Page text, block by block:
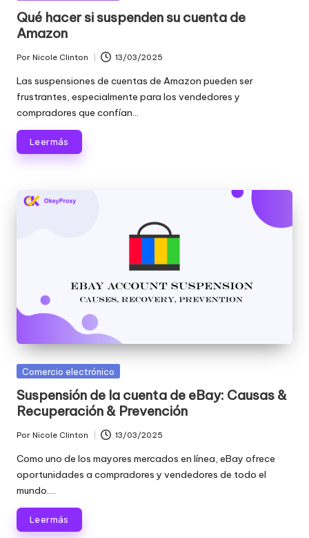
Qué hacer si suspenden su cuenta de
Amazon
Publicado
por
Por Nicole Clinton 13/03/2025
Las suspensiones de cuentas de Amazon pueden ser
frustrantes, especialmente para los vendedores y
compradores que confían...
Leer más
Publicada
Comercio electrónico
Suspensión de la cuenta de eBay: Causas &
Recuperación & Prevención
Publicado
por
Por Nicole Clinton 13/03/2025
Como uno de los mayores mercados en línea, eBay ofrece
oportunidades a compradores y vendedores de todo el
mundo....
Leer más